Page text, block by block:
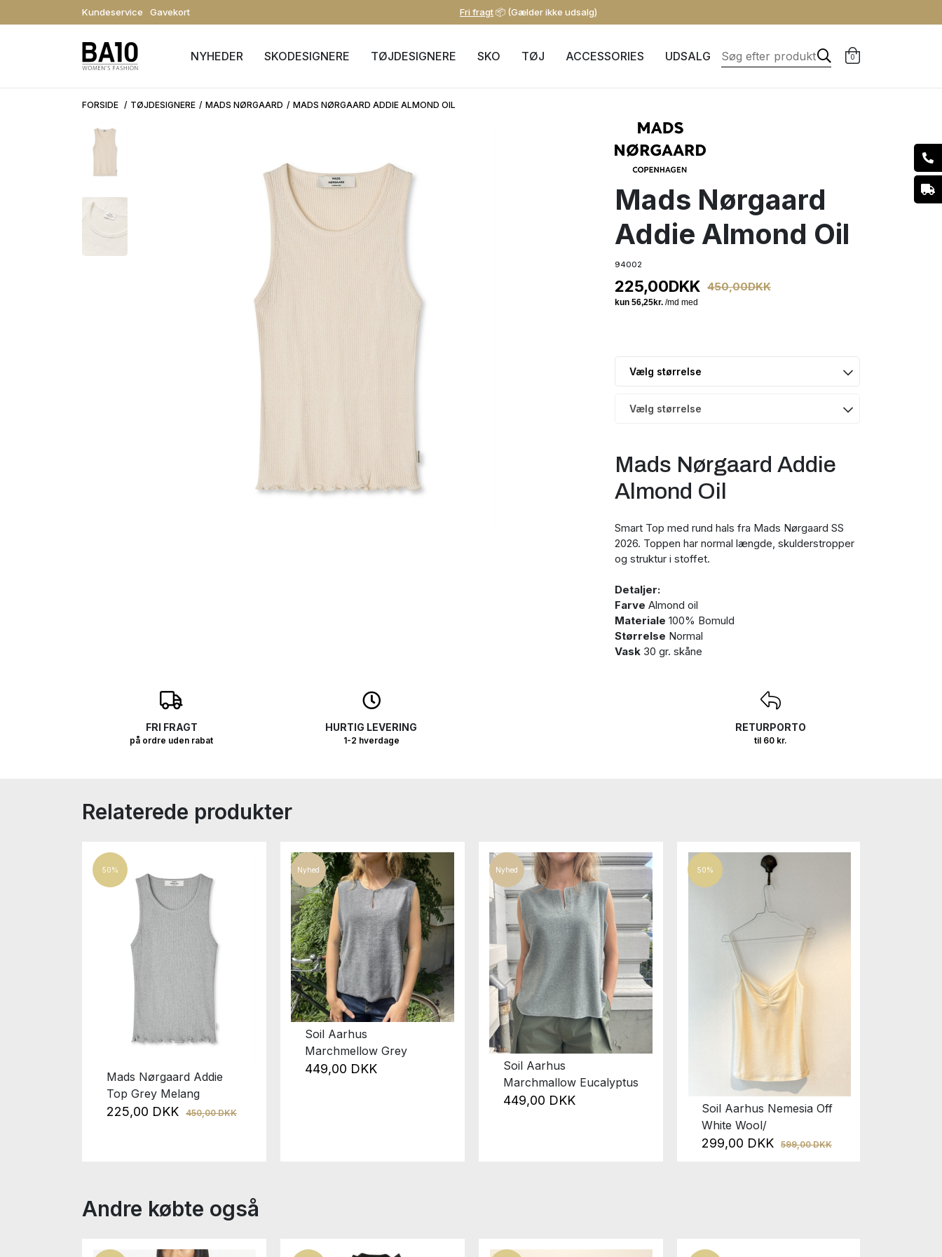
Kundeservice Gavekort Fri fragt📦 (Gælder ikke udsalg)
NYHEDER SKODESIGNERE TØJDESIGNERE SKO TØJ ACCESSORIES UDSALG 0
FORSIDE TØJDESIGNERE MADS NØRGAARD MADS NØRGAARD ADDIE ALMOND OIL
Mads Nørgaard
Addie Almond Oil
94002
225,00DKK 450,00DKK
Mads Nørgaard Addie
Almond Oil
Smart Top med rund hals fra Mads Nørgaard SS
2026. Toppen har normal længde, skulderstropper
og struktur i stoffet.
Detaljer:
Farve Almond oil
Materiale 100% Bomuld
Størrelse Normal
Vask 30 gr. skåne
FRI FRAGT
på ordre uden rabat
HURTIG LEVERING
1-2 hverdage
RETURPORTO
til 60 kr.
Relaterede produkter
50%
Mads Nørgaard Addie
Top Grey Melang
450,00 DKK
225,00 DKK
Nyhed
Soil Aarhus
Marchmellow Grey
449,00 DKK
Nyhed
Soil Aarhus
Marchmallow Eucalyptus
449,00 DKK
50%
Soil Aarhus Nemesia Off
White Wool/
599,00 DKK
299,00 DKK
Andre købte også